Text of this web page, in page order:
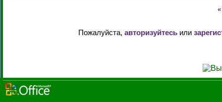
Пожалуйста, авторизуйтесьили